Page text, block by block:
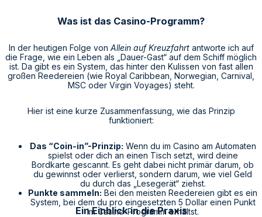
Was ist das Casino-Programm?
In der heutigen Folge von Allein auf Kreuzfahrtantworte ich auf
die Frage, wie ein Leben als „Dauer-Gast“ auf dem Schiff möglich
ist. Da gibt es ein System, das hinter den Kulissen von fast allen
großen Reedereien (wie Royal Caribbean, Norwegian, Carnival,
MSC oder Virgin Voyages) steht.
Hier ist eine kurze Zusammenfassung, wie das Prinzip
funktioniert:
Das “Coin-in”-Prinzip: Wenn du im Casino am Automaten
spielst oder dich an einen Tisch setzt, wird deine
Bordkarte gescannt. Es geht dabei nicht primär darum, ob
du gewinnst oder verlierst, sondern darum, wie viel Geld
du durch das „Lesegerät“ ziehst.
Punkte sammeln: Bei den meisten Reedereien gibt es ein
System, bei dem du pro eingesetzten 5 Dollar einen Punkt
im Casino-Programm erhältst.
Ein Einblick in die Praxis